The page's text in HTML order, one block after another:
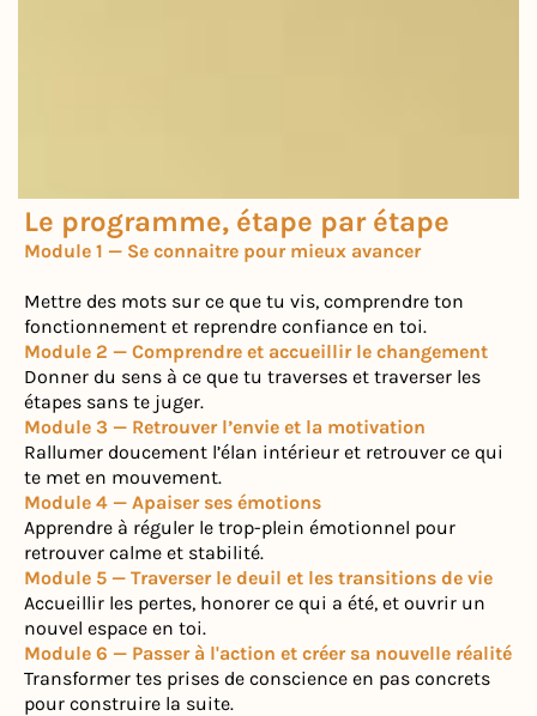
Le programme, étape par étape
Module 1 — Se connaitre pour mieux avancer
Mettre des mots sur ce que tu vis, comprendre ton
fonctionnement et reprendre confiance en toi.
Module 2 — Comprendre et accueillir le changement
Donner du sens à ce que tu traverses et traverser les
étapes sans te juger.
Module 3 — Retrouver l’envie et la motivation
Rallumer doucement l’élan intérieur et retrouver ce qui
te met en mouvement.
Module 4 — Apaiser ses émotions
Apprendre à réguler le trop-plein émotionnel pour
retrouver calme et stabilité.
Module 5 — Traverser le deuil et les transitions de vie
Accueillir les pertes, honorer ce qui a été, et ouvrir un
nouvel espace en toi.
Module 6 — Passer à l'action et créer sa nouvelle réalité
Transformer tes prises de conscience en pas concrets
pour construire la suite.